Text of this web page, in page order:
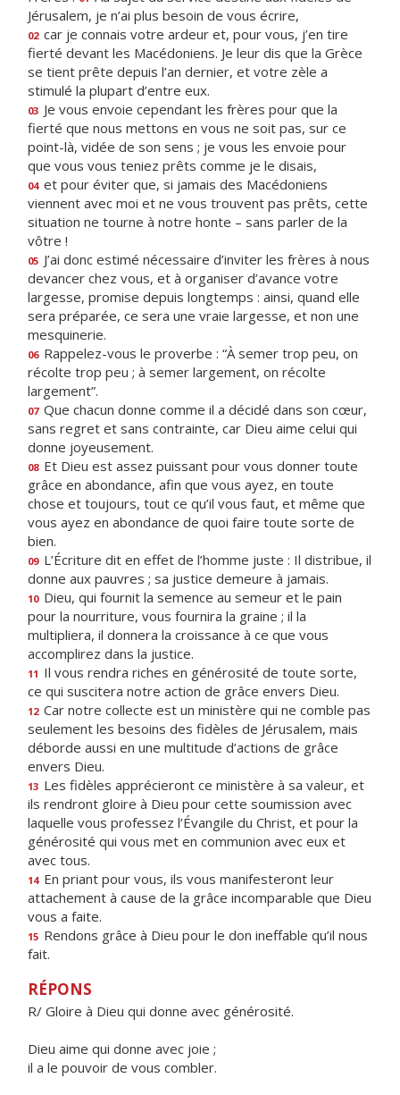
Jérusalem, je n’ai plus besoin de vous écrire,
02 car je connais votre ardeur et, pour vous, j’en tire
fierté devant les Macédoniens. Je leur dis que la Grèce
se tient prête depuis l’an dernier, et votre zèle a
stimulé la plupart d’entre eux.
03 Je vous envoie cependant les frères pour que la
fierté que nous mettons en vous ne soit pas, sur ce
point-là, vidée de son sens ; je vous les envoie pour
que vous vous teniez prêts comme je le disais,
04 et pour éviter que, si jamais des Macédoniens
viennent avec moi et ne vous trouvent pas prêts, cette
situation ne tourne à notre honte – sans parler de la
vôtre !
05 J’ai donc estimé nécessaire d’inviter les frères à nous
devancer chez vous, et à organiser d’avance votre
largesse, promise depuis longtemps : ainsi, quand elle
sera préparée, ce sera une vraie largesse, et non une
mesquinerie.
06 Rappelez-vous le proverbe : “À semer trop peu, on
récolte trop peu ; à semer largement, on récolte
largement”.
07 Que chacun donne comme il a décidé dans son cœur,
sans regret et sans contrainte, car Dieu aime celui qui
donne joyeusement.
08 Et Dieu est assez puissant pour vous donner toute
grâce en abondance, afin que vous ayez, en toute
chose et toujours, tout ce qu’il vous faut, et même que
vous ayez en abondance de quoi faire toute sorte de
bien.
09 L’Écriture dit en effet de l’homme juste : Il distribue, il
donne aux pauvres ; sa justice demeure à jamais.
10 Dieu, qui fournit la semence au semeur et le pain
pour la nourriture, vous fournira la graine ; il la
multipliera, il donnera la croissance à ce que vous
accomplirez dans la justice.
11 Il vous rendra riches en générosité de toute sorte,
ce qui suscitera notre action de grâce envers Dieu.
12 Car notre collecte est un ministère qui ne comble pas
seulement les besoins des fidèles de Jérusalem, mais
déborde aussi en une multitude d’actions de grâce
envers Dieu.
13 Les fidèles apprécieront ce ministère à sa valeur, et
ils rendront gloire à Dieu pour cette soumission avec
laquelle vous professez l’Évangile du Christ, et pour la
générosité qui vous met en communion avec eux et
avec tous.
14 En priant pour vous, ils vous manifesteront leur
attachement à cause de la grâce incomparable que Dieu
vous a faite.
15 Rendons grâce à Dieu pour le don ineffable qu’il nous
fait.
RÉPONS
R/ Gloire à Dieu qui donne avec générosité.
Dieu aime qui donne avec joie ;
il a le pouvoir de vous combler.